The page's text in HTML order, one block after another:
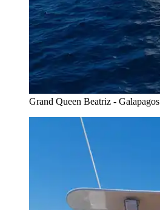
Grand Queen Beatriz - Galapagos